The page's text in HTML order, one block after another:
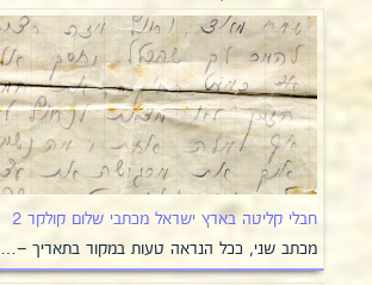
חבלי קליטה בארץ ישראל מכתבי שלום קולקר 2
מכתב שני, ככל הנראה טעות במקור בתאריך –…